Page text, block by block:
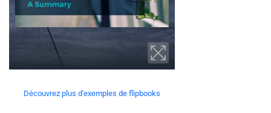
Découvrez plus d'exemples de flipbooks